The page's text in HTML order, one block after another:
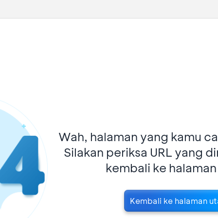
Wah, halaman yang kamu
Silakan periksa URL yang
kembali ke
Kembali ke halaman